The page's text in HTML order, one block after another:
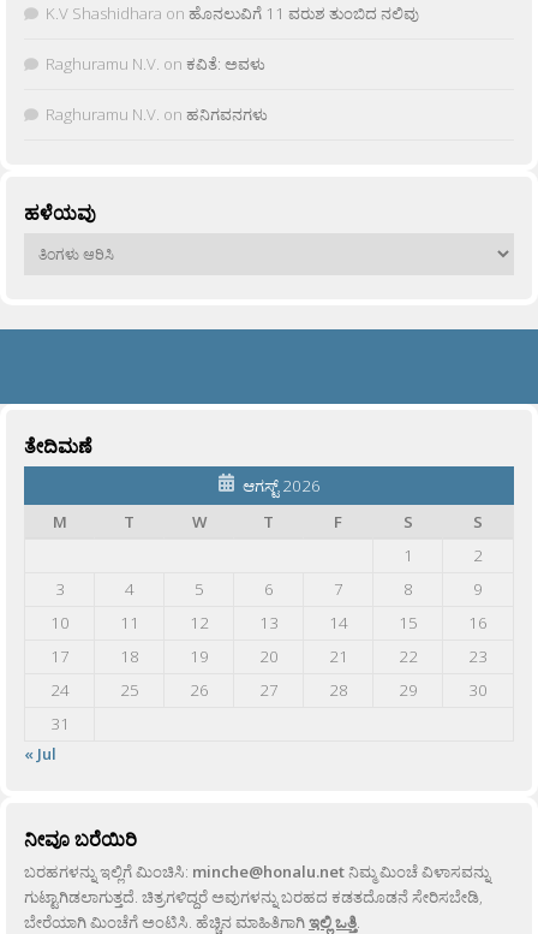
K.V Shashidhara on ಹೊನಲುವಿಗೆ 11 ವರುಶ ತುಂಬಿದ ನಲಿವು
Raghuramu N.V. on ಕವಿತೆ: ಅವಳು
Raghuramu N.V. on ಹನಿಗವನಗಳು
ಹಳೆಯವು
ಹಳೆಯವು
ತೇದಿಮಣೆ
ಆಗಸ್ಟ್ 2026
M
T W T F S
S
1
2
3
4 5 6 7 8
9
10
11 12 13 14 15
16
17
18 19 20 21 22
23
24
25 26 27 28 29
30
31
« Jul
ನೀವೂ ಬರೆಯಿರಿ
ಬರಹಗಳನ್ನು ಇಲ್ಲಿಗೆ ಮಿಂಚಿಸಿ: minche@honalu.netನಿಮ್ಮ ಮಿಂಚೆ ವಿಳಾಸವನ್ನು
ಗುಟ್ಟಾಗಿಡಲಾಗುತ್ತದೆ. ಚಿತ್ರಗಳಿದ್ದರೆ ಅವುಗಳನ್ನು ಬರಹದ ಕಡತದೊಡನೆ ಸೇರಿಸಬೇಡಿ,
ಬೇರೆಯಾಗಿ ಮಿಂಚೆಗೆ ಅಂಟಿಸಿ. ಹೆಚ್ಚಿನ ಮಾಹಿತಿಗಾಗಿಇಲ್ಲಿ ಒತ್ತಿ.